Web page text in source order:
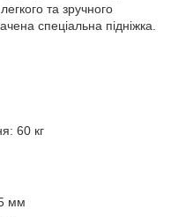
та зручного
спеціальна підніжка.
60 кг
мм